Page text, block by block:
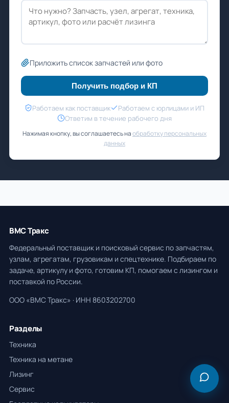
Приложить список запчастей или фото
Получить подбор и КП
Работаем как поставщик
Работаем с юрлицами и ИП
Ответим в течение рабочего дня
Нажимая кнопку, вы соглашаетесь наобработку персональных
данных
ВМС Тракс
Федеральный поставщик и поисковый сервис по запчастям,
узлам, агрегатам, грузовикам и спецтехнике. Подбираем по
задаче, артикулу и фото, готовим КП, помогаем с лизингом и
поставкой по России.
ООО «ВМС Тракс» · ИНН 8603202700
Разделы
Техника
Техника на метане
Лизинг
Сервис